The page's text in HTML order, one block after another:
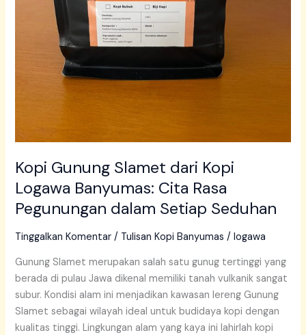
Kopi Gunung Slamet dari Kopi
Logawa Banyumas: Cita Rasa
Pegunungan dalam Setiap Seduhan
Tinggalkan Komentar / Tulisan Kopi Banyumas /logawa
Gunung Slamet merupakan salah satu gunug tertinggi yang
berada di pulau Jawa dikenal memiliki tanah vulkanik sangat
subur. Kondisi alam ini menjadikan kawasan lereng Gunung
Slamet sebagai wilayah ideal untuk budidaya kopi dengan
kualitas tinggi. Lingkungan alam yang kaya ini lahirlah kopi